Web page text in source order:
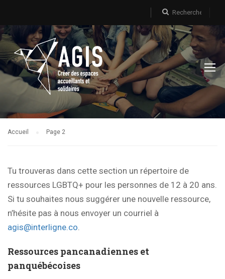
Accueil Page 2
Tu trouveras dans cette section un répertoire de
ressources LGBTQ+ pour les personnes de 12 à 20 ans.
Si tu souhaites nous suggérer une nouvelle ressource,
n’hésite pas à nous envoyer un courriel à
agis@interligne.co.
Ressources pancanadiennes et
panquébécoises